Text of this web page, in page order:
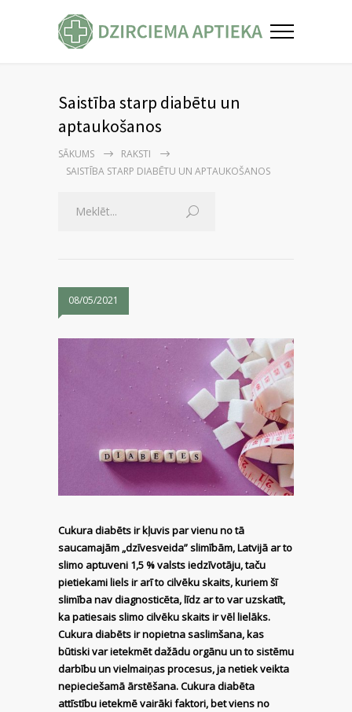
Saistība starp diabētu un
aptaukošanos
SĀKUMS
RAKSTI
SAISTĪBA STARP DIABĒTU UN APTAUKOŠANOS
08/05/2021
Cukura diabēts ir kļuvis par vienu no tā
saucamajām „dzīvesveida” slimībām, Latvijā ar to
slimo aptuveni 1,5 % valsts iedzīvotāju, taču
pietiekami liels ir arī to cilvēku skaits, kuriem šī
slimība nav diagnosticēta, līdz ar to var uzskatīt,
ka patiesais slimo cilvēku skaits ir vēl lielāks.
Cukura diabēts ir nopietna saslimšana, kas
būtiski var ietekmēt dažādu orgānu un to sistēmu
darbību un vielmaiņas procesus, ja netiek veikta
nepieciešamā ārstēšana. Cukura diabēta
attīstību ietekmē vairāki faktori, bet viens no